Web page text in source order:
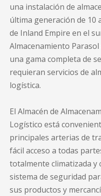
una instalación de
última generación de 10
de Inland Empire en el
Almacenamiento
una gama completa de
requieran servicios de
logística.
El Almacén de
Logístico está
principales arterias de
fácil acceso a todas
totalmente climatizada y
sistema de seguridad
sus productos y